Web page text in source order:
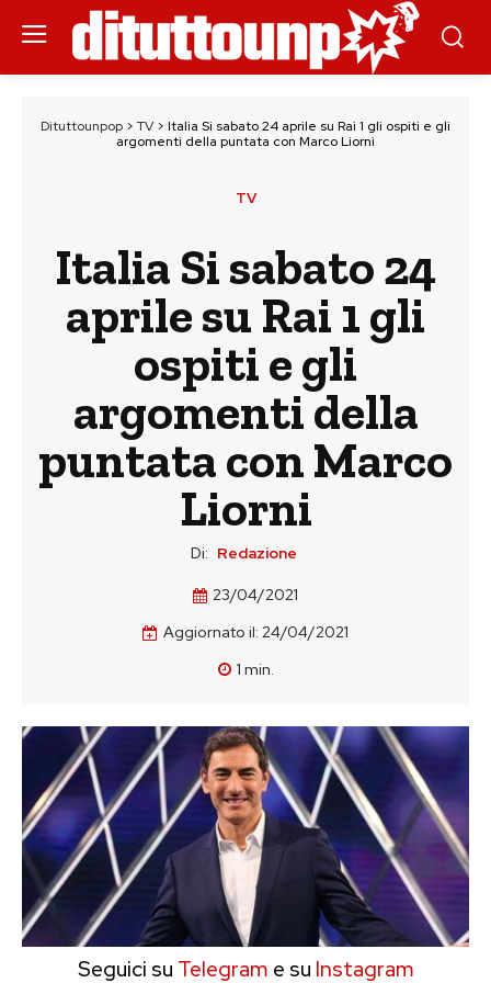
Dituttounpop > TV > Italia Si sabato 24 aprile su Rai 1 gli ospiti e gli
argomenti della puntata con Marco Liorni
TV
Italia Si sabato 24
aprile su Rai 1 gli
ospiti e gli
argomenti della
puntata con Marco
Liorni
Di: Redazione
23/04/2021
Aggiornato il: 24/04/2021
1 min.
Seguici su Telegram e su Instagram